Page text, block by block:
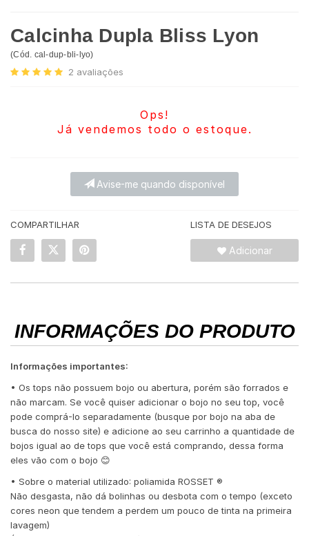
Calcinha Dupla Bliss Lyon
(Cód. cal-dup-bli-lyo)
2 avaliações
Ops!
Já vendemos todo o estoque.
Avise-me quando disponível
COMPARTILHAR LISTA DE DESEJOS
Adicionar
INFORMAÇÕES DO PRODUTO
Informações importantes:
• Os tops não possuem bojo ou abertura, porém são forrados e
não marcam. Se você quiser adicionar o bojo no seu top, você
pode comprá-lo separadamente (busque por bojo na aba de
busca do nosso site) e adicione ao seu carrinho a quantidade de
bojos igual ao de tops que você está comprando, dessa forma
eles vão com o bojo 😊
• Sobre o material utilizado: poliamida ROSSET ®️
Não desgasta, não dá bolinhas ou desbota com o tempo (exceto
cores neon que tendem a perdem um pouco de tinta na primeira
lavagem)